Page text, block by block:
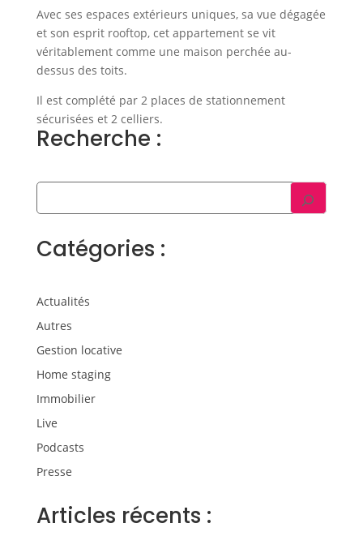
Avec ses espaces extérieurs uniques, sa vue dégagée
et son esprit rooftop, cet appartement se vit
véritablement comme une maison perchée au-
dessus des toits.
Il est complété par 2 places de stationnement
sécurisées et 2 celliers.
Recherche :
Catégories :
Actualités
Autres
Gestion locative
Home staging
Immobilier
Live
Podcasts
Presse
Articles récents :